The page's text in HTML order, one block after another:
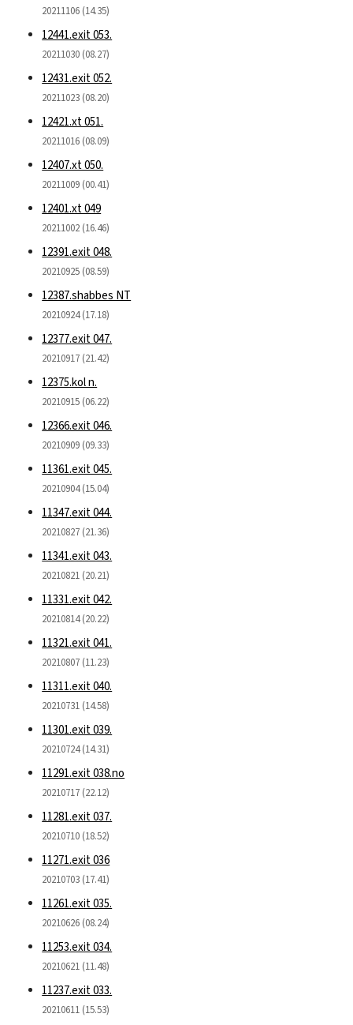
20211106 (14.35)
12441.exit 053.
20211030 (08.27)
12431.exit 052.
20211023 (08.20)
12421.xt 051.
20211016 (08.09)
12407.xt 050.
20211009 (00.41)
12401.xt 049
20211002 (16.46)
12391.exit 048.
20210925 (08.59)
12387.shabbes NT
20210924 (17.18)
12377.exit 047.
20210917 (21.42)
12375.kol n.
20210915 (06.22)
12366.exit 046.
20210909 (09.33)
11361.exit 045.
20210904 (15.04)
11347.exit 044.
20210827 (21.36)
11341.exit 043.
20210821 (20.21)
11331.exit 042.
20210814 (20.22)
11321.exit 041.
20210807 (11.23)
11311.exit 040.
20210731 (14.58)
11301.exit 039.
20210724 (14.31)
11291.exit 038.no
20210717 (22.12)
11281.exit 037.
20210710 (18.52)
11271.exit 036
20210703 (17.41)
11261.exit 035.
20210626 (08.24)
11253.exit 034.
20210621 (11.48)
11237.exit 033.
20210611 (15.53)